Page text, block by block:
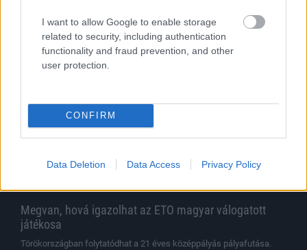
I want to allow Google to enable storage
related to security, including authentication
functionality and fraud prevention, and other
user protection.
CONFIRM
Data Deletion Data Access Privacy Policy
Megvan, hová igazolhat az ETO magyar válogatott
játékosa
Törökországban folytatódhat a 21 éves középpályás pályafutása.